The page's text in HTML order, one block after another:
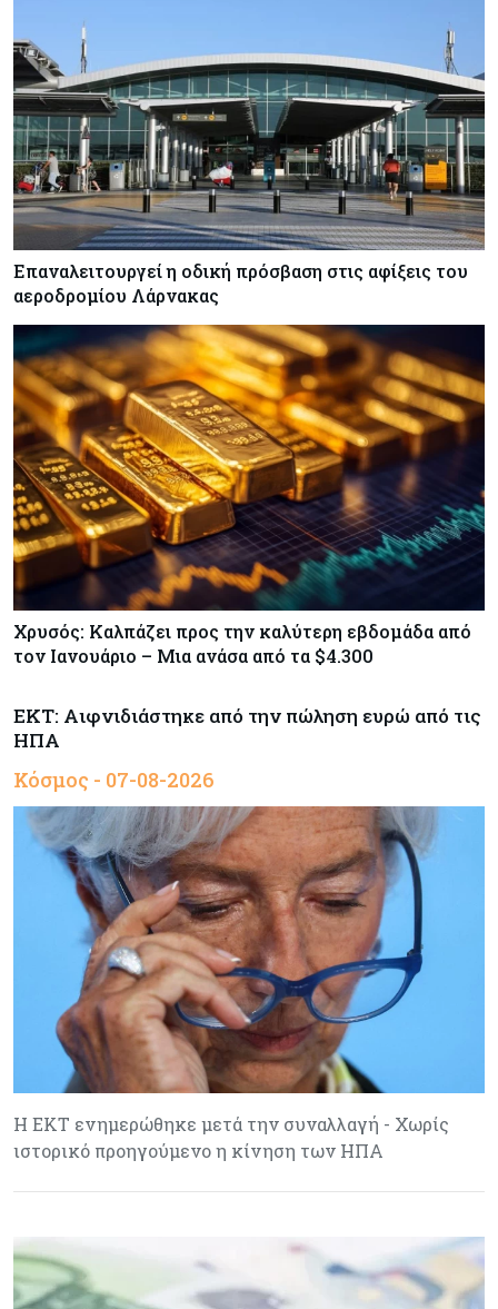
Επαναλειτουργεί η οδική πρόσβαση στις αφίξεις του
αεροδρομίου Λάρνακας
Χρυσός: Καλπάζει προς την καλύτερη εβδομάδα από
τον Ιανουάριο – Μια ανάσα από τα $4.300
ΕΚΤ: Αιφνιδιάστηκε από την πώληση ευρώ από τις
ΗΠΑ
Κόσμος - 07-08-2026
Η ΕΚΤ ενημερώθηκε μετά την συναλλαγή - Χωρίς
ιστορικό προηγούμενο η κίνηση των ΗΠΑ